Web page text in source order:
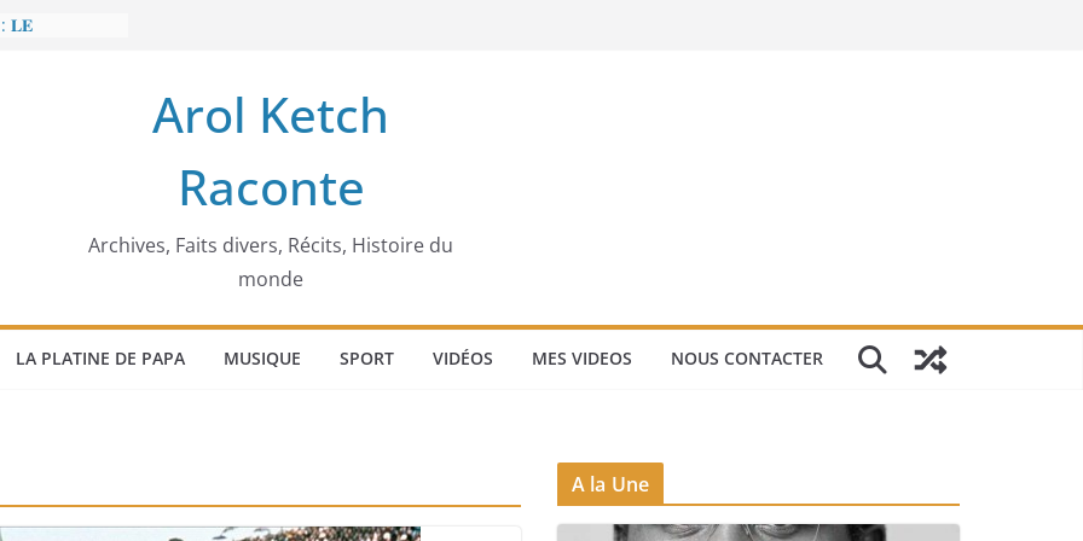
𝐋𝐄
𝐨𝐫𝐝𝐢𝐧𝐚𝐭𝐞𝐮𝐫
Arol Ketch
Raconte
Archives, Faits divers, Récits, Histoire du
monde
LA PLATINE DE PAPA MUSIQUE SPORT VIDÉOS MES VIDEOS NOUS CONTACTER
A la Une